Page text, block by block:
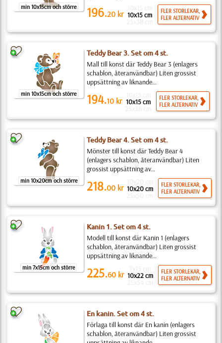
min 10x15cm och större 196.20 kr 10x15 cm
FLER STORLEKAR,
FLER ALTERNATIV
min 10x15cm och större
Teddy Bear 3. Set om 4 st.
Mall till konst där Teddy Bear 3 (enlagers
schablon, återanvändbar) Liten grossist
uppsättning av liknande...
194.10 kr 10x15 cm
FLER STORLEKAR,
FLER ALTERNATIV
min 10x20cm och större
Teddy Bear 4. Set om 4 st.
Mönster till konst där Teddy Bear 4
(enlagers schablon, återanvändbar) Liten
grossist uppsättning av...
218.00 kr 10x20 cm
FLER STORLEKAR,
FLER ALTERNATIV
min 7x15cm och större
Kanin 1. Set om 4 st.
Modell till konst där Kanin 1 (enlagers
schablon, återanvändbar) Liten grossist
uppsättning av liknande...
225.60 kr 10x22 cm
FLER STORLEKAR,
FLER ALTERNATIV
En kanin. Set om 4 st.
Förlaga till konst där En kanin (enlagers
schablon, återanvändbar) Liten grossist